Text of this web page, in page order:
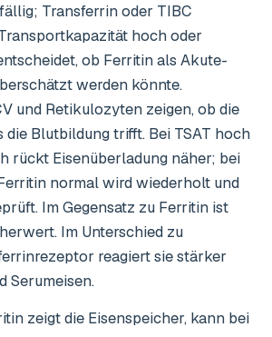
Transferrin oder TIBC
hoch oder
ob Ferritin als Akute-
werden könnte.
und Retikulozyten zeigen, ob die
die Blutbildung trifft. Bei TSAT hoch
rückt Eisenüberladung näher; bei
normal wird wiederholt und
Im Gegensatz zu Ferritin ist
Im Unterschied zu
reagiert sie stärker
Serumeisen.
zeigt die Eisenspeicher, kann bei